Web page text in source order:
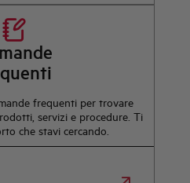
frequenti per trovare
servizi e procedure. Ti
che stavi cercando.